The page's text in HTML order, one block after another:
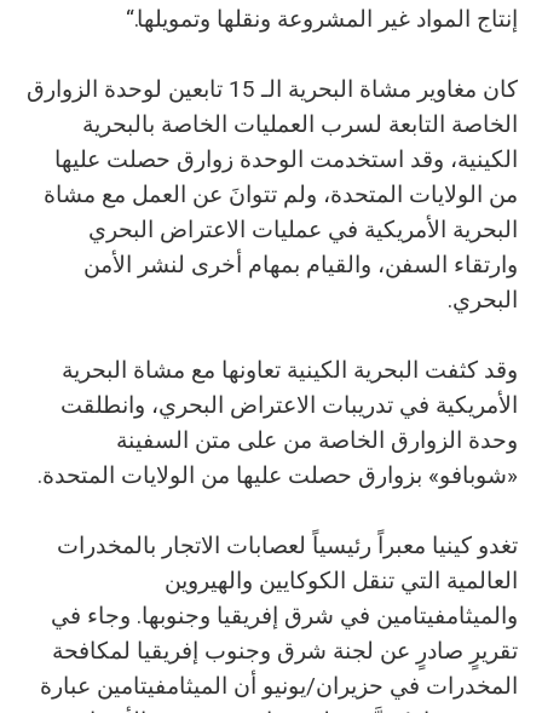
إنتاج المواد غير المشروعة ونقلها وتمويلها.“
كان مغاوير مشاة البحرية الـ 15 تابعين لوحدة الزوارق
الخاصة التابعة لسرب العمليات الخاصة بالبحرية
الكينية، وقد استخدمت الوحدة زوارق حصلت عليها
من الولايات المتحدة، ولم تتوانَ عن العمل مع مشاة
البحرية الأمريكية في عمليات الاعتراض البحري
وارتقاء السفن، والقيام بمهام أخرى لنشر الأمن
البحري.
وقد كثفت البحرية الكينية تعاونها مع مشاة البحرية
الأمريكية في تدريبات الاعتراض البحري، وانطلقت
وحدة الزوارق الخاصة من على متن السفينة
«شوبافو» بزوارق حصلت عليها من الولايات المتحدة.
تغدو كينيا معبراً رئيسياً لعصابات الاتجار بالمخدرات
العالمية التي تنقل الكوكايين والهيروين
والميثامفيتامين في شرق إفريقيا وجنوبها. وجاء في
تقريرٍ صادرٍ عن لجنة شرق وجنوب إفريقيا لمكافحة
المخدرات في حزيران/يونيو أن الميثامفيتامين عبارة